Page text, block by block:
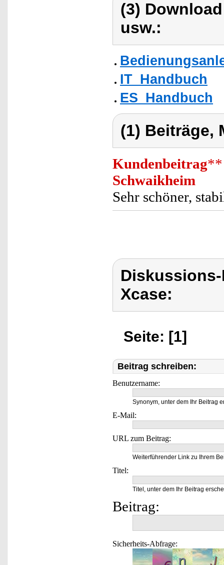
(3)
usw.:
IT_Handbuch
ES_Handbuch
(1) Beiträge,
Kundenbeitrag**
Schwaikheim
Sehr schöner,
Xcase:
Seite: [1]
Beitrag schreiben:
Benutzername:
Synonym, unter dem Ihr Beitrag
E-Mail:
URL zum Beitrag:
Weiterführender Link zu Ihrem
Titel:
Titel, unter dem Ihr Beitrag
Beitrag:
Sicherheits-Abfrage: